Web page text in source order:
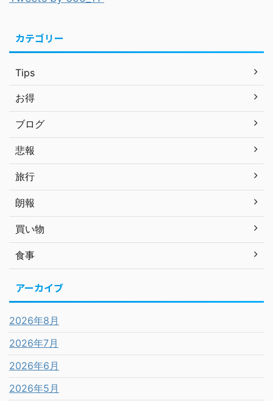
カテゴリー
Tips
お得
ブログ
悲報
旅行
朗報
買い物
食事
アーカイブ
2026年8月
2026年7月
2026年6月
2026年5月